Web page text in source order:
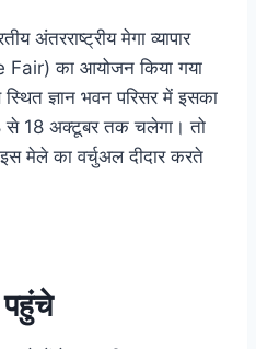
अंतरराष्ट्रीय मेगा व्यापार
का आयोजन किया गया
ज्ञान भवन परिसर में इसका
से 18 अक्टूबर तक चलेगा। तो
मेले का वर्चुअल दीदार करते
पहुंचे